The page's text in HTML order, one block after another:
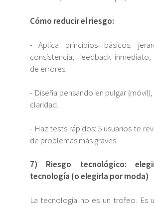
Cómo reducir el riesgo:
- Aplica principios básicos:
consistencia, feedback inmediato,
de errores.
- Diseña pensando en pulgar
claridad.
- Haz tests rápidos: 5 usuarios te
de problemas más graves.
7) Riesgo tecnológico:
tecnología (o elegirla por moda)
La tecnología no es un trofeo. Es